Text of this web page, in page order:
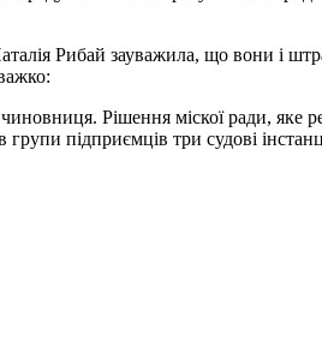
Рибай зауважила, що вони і
Рішення міскої ради, яке
підприємців три судові